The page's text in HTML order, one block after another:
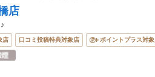
店
店 口コミ投稿特典対象店 ポイントプラス対